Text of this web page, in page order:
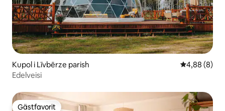
Kupol i Līvbērze parish 4,88 av 5 i
4,88 (8)
Edelveisi
Gästfavorit